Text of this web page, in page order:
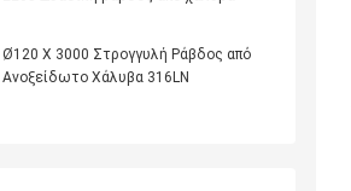
Ø120 X 3000 Στρογγυλή Ράβδος από
Ανοξείδωτο Χάλυβα 316LN